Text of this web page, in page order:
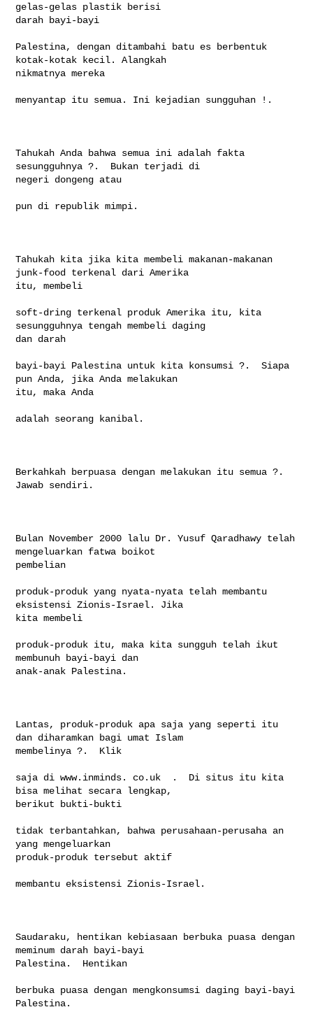
gelas-gelas plastik berisi
darah bayi-bayi
Palestina, dengan ditambahi batu es berbentuk
kotak-kotak kecil. Alangkah
nikmatnya mereka
menyantap itu semua. Ini kejadian sungguhan !.
Tahukah Anda bahwa semua ini adalah fakta
sesungguhnya ?.  Bukan terjadi di
negeri dongeng atau
pun di republik mimpi.
Tahukah kita jika kita membeli makanan-makanan
junk-food terkenal dari Amerika
itu, membeli
soft-dring terkenal produk Amerika itu, kita
sesungguhnya tengah membeli daging
dan darah
bayi-bayi Palestina untuk kita konsumsi ?.  Siapa
pun Anda, jika Anda melakukan
itu, maka Anda
adalah seorang kanibal.
Berkahkah berpuasa dengan melakukan itu semua ?.
Jawab sendiri.
Bulan November 2000 lalu Dr. Yusuf Qaradhawy telah
mengeluarkan fatwa boikot
pembelian
produk-produk yang nyata-nyata telah membantu
eksistensi Zionis-Israel. Jika
kita membeli
produk-produk itu, maka kita sungguh telah ikut
membunuh bayi-bayi dan
anak-anak Palestina.
Lantas, produk-produk apa saja yang seperti itu
dan diharamkan bagi umat Islam
membelinya ?.  Klik
saja di www.inminds. co.uk  .  Di situs itu kita
bisa melihat secara lengkap,
berikut bukti-bukti
tidak terbantahkan, bahwa perusahaan-perusaha an
yang mengeluarkan
produk-produk tersebut aktif
membantu eksistensi Zionis-Israel.
Saudaraku, hentikan kebiasaan berbuka puasa dengan
meminum darah bayi-bayi
Palestina.  Hentikan
berbuka puasa dengan mengkonsumsi daging bayi-bayi
Palestina.